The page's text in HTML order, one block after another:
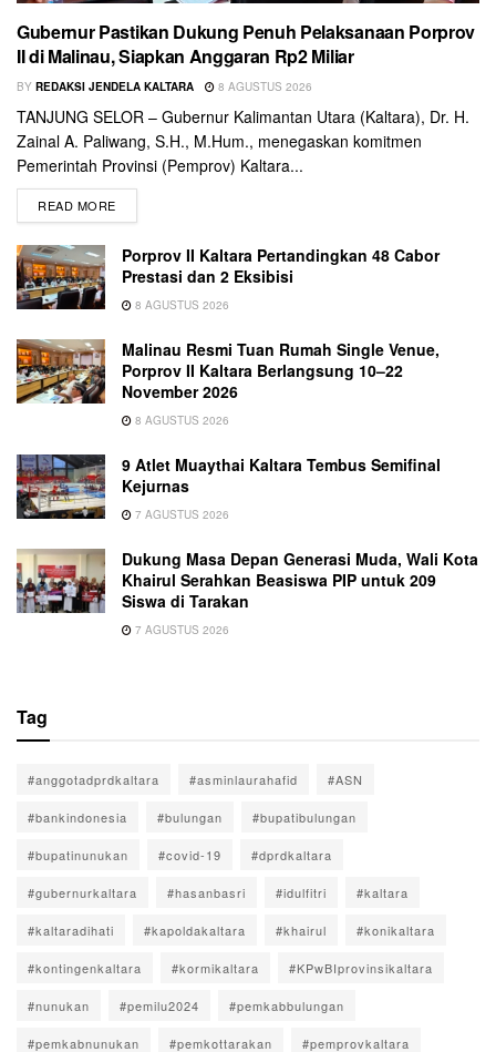
Gubernur Pastikan Dukung Penuh Pelaksanaan Porprov
II di Malinau, Siapkan Anggaran Rp2 Miliar
BY REDAKSI JENDELA KALTARA 8 AGUSTUS 2026
TANJUNG SELOR – Gubernur Kalimantan Utara (Kaltara), Dr. H.
Zainal A. Paliwang, S.H., M.Hum., menegaskan komitmen
Pemerintah Provinsi (Pemprov) Kaltara...
READ MORE
Porprov II Kaltara Pertandingkan 48 Cabor
Prestasi dan 2 Eksibisi
8 AGUSTUS 2026
Malinau Resmi Tuan Rumah Single Venue,
Porprov II Kaltara Berlangsung 10–22
November 2026
8 AGUSTUS 2026
9 Atlet Muaythai Kaltara Tembus Semifinal
Kejurnas
7 AGUSTUS 2026
Dukung Masa Depan Generasi Muda, Wali Kota
Khairul Serahkan Beasiswa PIP untuk 209
Siswa di Tarakan
7 AGUSTUS 2026
Tag
#anggotadprdkaltara #asminlaurahafid #ASN
#bankindonesia #bulungan #bupatibulungan
#bupatinunukan #covid-19 #dprdkaltara
#gubernurkaltara #hasanbasri #idulfitri #kaltara
#kaltaradihati #kapoldakaltara #khairul #konikaltara
#kontingenkaltara #kormikaltara #KPwBIprovinsikaltara
#nunukan #pemilu2024 #pemkabbulungan
#pemkabnunukan #pemkottarakan #pemprovkaltara